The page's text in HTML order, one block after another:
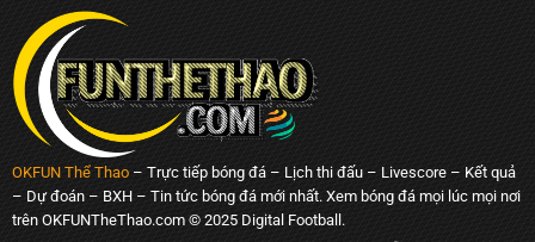
OKFUN Thể Thao– Trực tiếp bóng đá – Lịch thi đấu – Livescore – Kết quả
– Dự đoán – BXH – Tin tức bóng đá mới nhất. Xem bóng đá mọi lúc mọi nơi
trên OKFUNTheThao.com © 2025 Digital Football.